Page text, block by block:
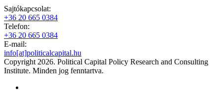
Sajtókapcsolat:
+36 20 665 0384
Telefon:
+36 20 665 0384
E-mail:
info[at]politicalcapital.hu
Copyright 2026. Political Capital Policy Research and Consulting
Institute. Minden jog fenntartva.